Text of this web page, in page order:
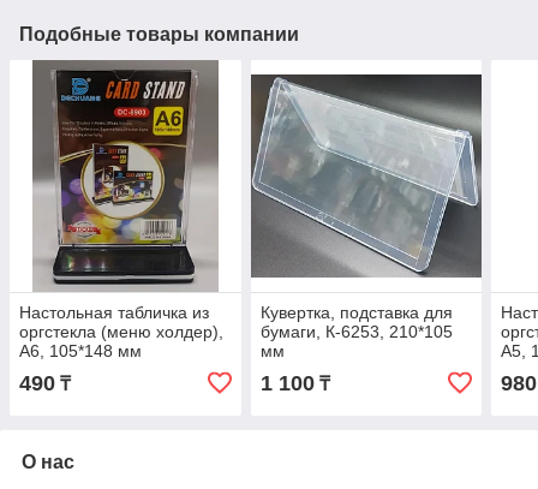
Подобные товары компании
Настольная табличка из
оргстекла (меню холдер),
А6, 105*148 мм
490 ₸
Кувертка, подставка для
бумаги, К-6253, 210*105
мм
1 100₸
А5,
980
О нас